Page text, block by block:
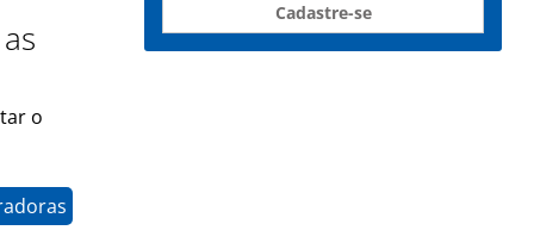
o
Cadastre-se